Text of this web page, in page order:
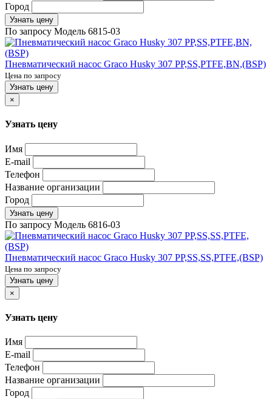
Город
Узнать цену
По запросу Модель 6815-03
Пневматический насос Graco Husky 307 PP,SS,PTFE,BN,(BSP)
Цена по запросу
Узнать цену
×
Узнать цену
Имя
E-mail
Телефон
Название организации
Город
Узнать цену
По запросу Модель 6816-03
Пневматический насос Graco Husky 307 PP,SS,SS,PTFE,(BSP)
Цена по запросу
Узнать цену
×
Узнать цену
Имя
E-mail
Телефон
Название организации
Город